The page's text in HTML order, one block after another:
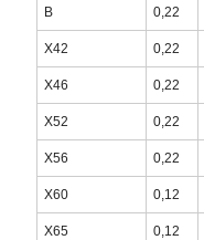
B 0,22
X42 0,22
X46 0,22
X52 0,22
X56 0,22
X60 0,12
X65 0,12